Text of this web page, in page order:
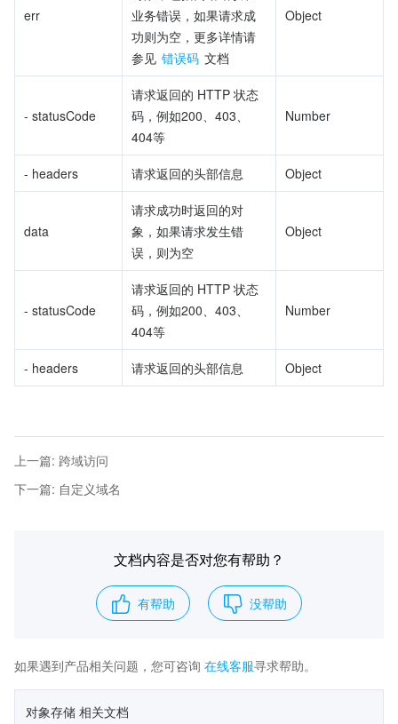
err
业务错误，如果请求成
功则为空，更多详情请
参见 错误码 文档
Object
- statusCode
请求返回的 HTTP 状态
码，例如200、403、
404等
Number
- headers 请求返回的头部信息 Object
data
请求成功时返回的对
象，如果请求发生错
误，则为空
Object
- statusCode
请求返回的 HTTP 状态
码，例如200、403、
404等
Number
- headers 请求返回的头部信息 Object
上一篇: 跨域访问
下一篇: 自定义域名
文档内容是否对您有帮助？
有帮助 没帮助
如果遇到产品相关问题，您可咨询 在线客服寻求帮助。
对象存储 相关文档